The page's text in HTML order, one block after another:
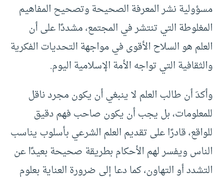
مسؤولية نشر المعرفة الصحيحة وتصحيح المفاهيم
المغلوطة التي تنتشر في المجتمع، مشددًا على أن
العلم هو السلاح الأقوى في مواجهة التحديات الفكرية
والثقافية التي تواجه الأمة الإسلامية اليوم.
وأكدَ أن طالب العلم لا ينبغي أن يكون مجرد ناقل
للمعلومات، بل يجب أن يكون صاحب فهم دقيق
للواقع، قادرًا على تقديم العلم الشرعي بأسلوب يناسب
الناس ويفسر لهم الأحكام بطريقة صحيحة بعيدًا عن
التشدد أو التهاون، كما دعا إلى ضرورة العناية بعلوم